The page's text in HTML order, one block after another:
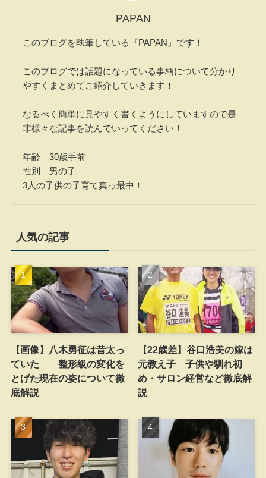
PAPAN
このブログを執筆している『PAPAN』です！
このブログでは話題になっている事柄について分かり
やすくまとめてご紹介していきます！
なるべく簡単に見やすく書くようにしていますので是
非様々な記事を読んでいってください！
年齢 30歳手前
性別 男の子
3人の子供の子育て真っ最中！
人気の記事
【画像】八木勇征は昔太っ
ていた 整形級の変化を
とげた現在の姿について徹
底解説
【22歳差】谷口浩美の嫁は
元教え子 子供や馴れ初
め・サロン経営など徹底解
説